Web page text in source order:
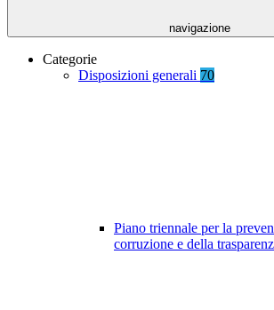
navigazione
Categorie
Disposizioni generali 70
Piano triennale per la
corruzione e della